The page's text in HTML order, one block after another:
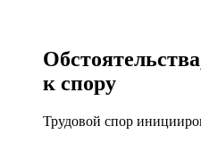
к спору
Трудовой спор